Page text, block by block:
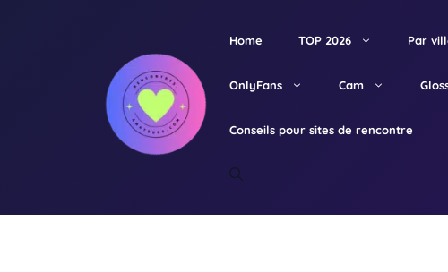
Home TOP 2026 Par
OnlyFans Cam
Conseils pour sites de rencontre